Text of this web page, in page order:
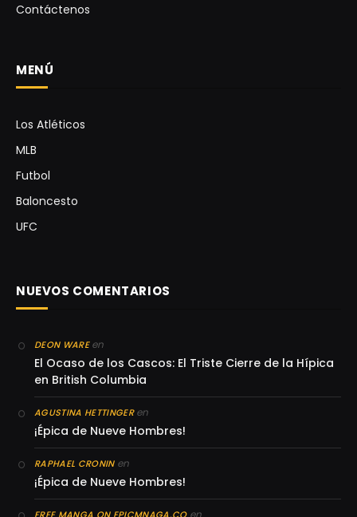
Contáctenos
MENÚ
Los Atléticos
MLB
Futbol
Baloncesto
UFC
NUEVOS COMENTARIOS
DEON WAREen
El Ocaso de los Cascos: El Triste Cierre de la Hípica
en British Columbia
AGUSTINA HETTINGERen
¡Épica de Nueve Hombres!
RAPHAEL CRONINen
¡Épica de Nueve Hombres!
FREE MANGA ON EPICMNAGA.COen